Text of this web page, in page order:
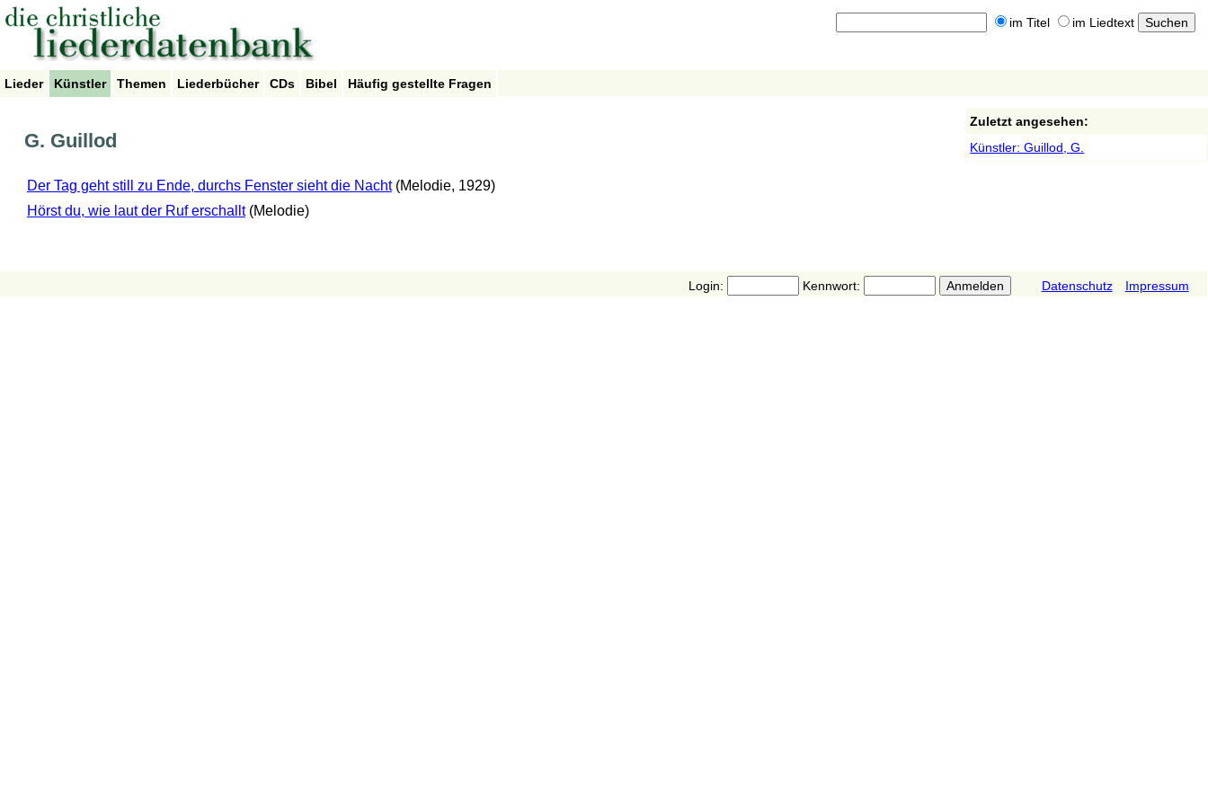
im Titel im Liedtext
Lieder Künstler Themen Liederbücher CDs Bibel Häufig gestellte Fragen
G. Guillod
Der Tag geht still zu Ende, durchs Fenster sieht die Nacht (Melodie, 1929)
Hörst du, wie laut der Ruf erschallt (Melodie)
Zuletzt angesehen:
Künstler: Guillod, G.
Login: Kennwort: Datenschutz Impressum